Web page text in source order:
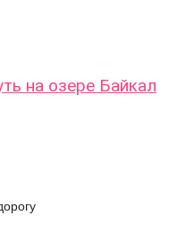
на озере Байкал